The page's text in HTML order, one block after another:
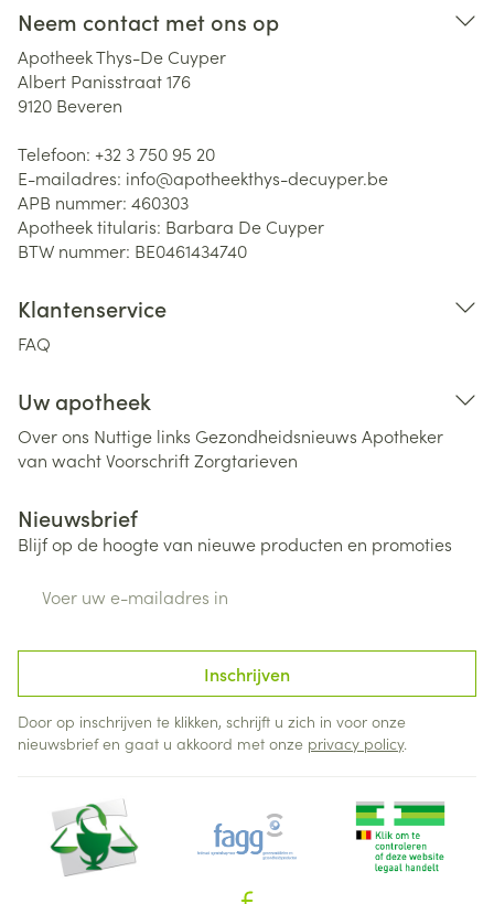
Neem contact met ons op
Apotheek Thys-De Cuyper
Albert Panisstraat 176
9120 Beveren
Telefoon: +32 3 750 95 20
E-mailadres: info@apotheekthys-decuyper.be
APB nummer: 460303
Apotheek titularis: Barbara De Cuyper
BTW nummer: BE0461434740
Klantenservice
FAQ
Uw apotheek
Over ons Nuttige links Gezondheidsnieuws Apotheker
van wachtVoorschriftZorgtarieven
Nieuwsbrief
Blijf op de hoogte van nieuwe producten en promoties
Inschrijven
Door op inschrijven te klikken, schrijft u zich in voor onze
nieuwsbrief en gaat u akkoord met onze privacy policy.